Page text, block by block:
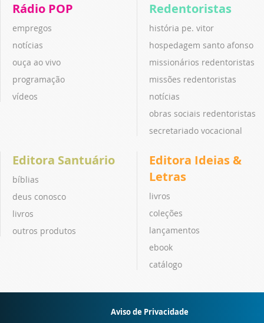
Rádio POP
empregos
notícias
ouça ao vivo
programação
vídeos
Redentoristas
história pe. vitor
hospedagem santo afonso
missionários redentoristas
missões redentoristas
notícias
obras sociais redentoristas
secretariado vocacional
Editora Santuário
bíblias
deus conosco
livros
outros produtos
Editora Ideias &
Letras
livros
coleções
lançamentos
ebook
catálogo
Aviso de Privacidade